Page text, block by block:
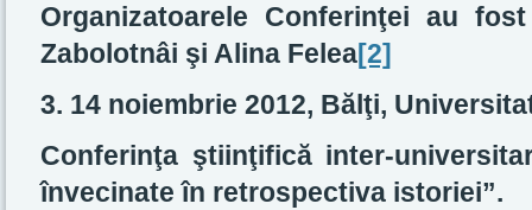
Organizatoarele Conferinţei au
Zabolotnâi şi Alina Felea[2]
3. 14 noiembrie 2012, Bălţi,
Conferinţa ştiinţifică inter-
învecinate în retrospectiva istoriei”.